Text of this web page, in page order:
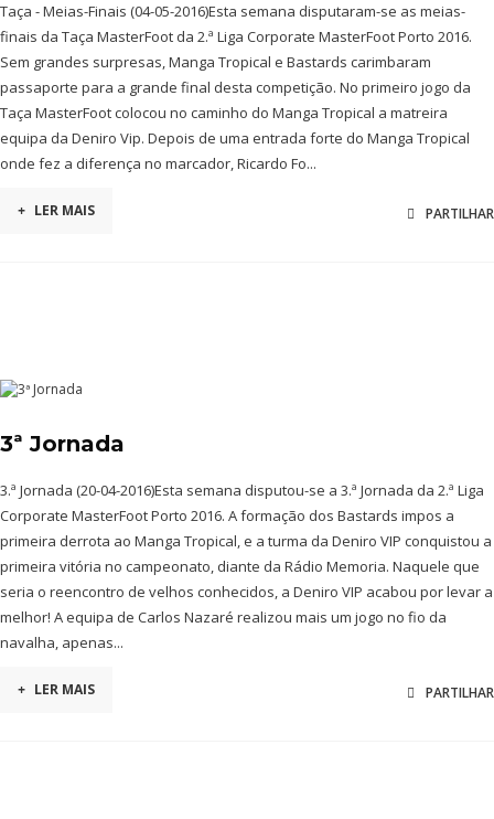
Taça - Meias-Finais (04-05-2016)Esta semana disputaram-se as meias-
finais da Taça MasterFoot da 2.ª Liga Corporate MasterFoot Porto 2016.
Sem grandes surpresas, Manga Tropical e Bastards carimbaram
passaporte para a grande final desta competição. No primeiro jogo da
Taça MasterFoot colocou no caminho do Manga Tropical a matreira
equipa da Deniro Vip. Depois de uma entrada forte do Manga Tropical
onde fez a diferença no marcador, Ricardo Fo...
+ LER MAIS PARTILHAR
3ª Jornada
3.ª Jornada (20-04-2016)Esta semana disputou-se a 3.ª Jornada da 2.ª Liga
Corporate MasterFoot Porto 2016. A formação dos Bastards impos a
primeira derrota ao Manga Tropical, e a turma da Deniro VIP conquistou a
primeira vitória no campeonato, diante da Rádio Memoria. Naquele que
seria o reencontro de velhos conhecidos, a Deniro VIP acabou por levar a
melhor! A equipa de Carlos Nazaré realizou mais um jogo no fio da
navalha, apenas...
+ LER MAIS PARTILHAR